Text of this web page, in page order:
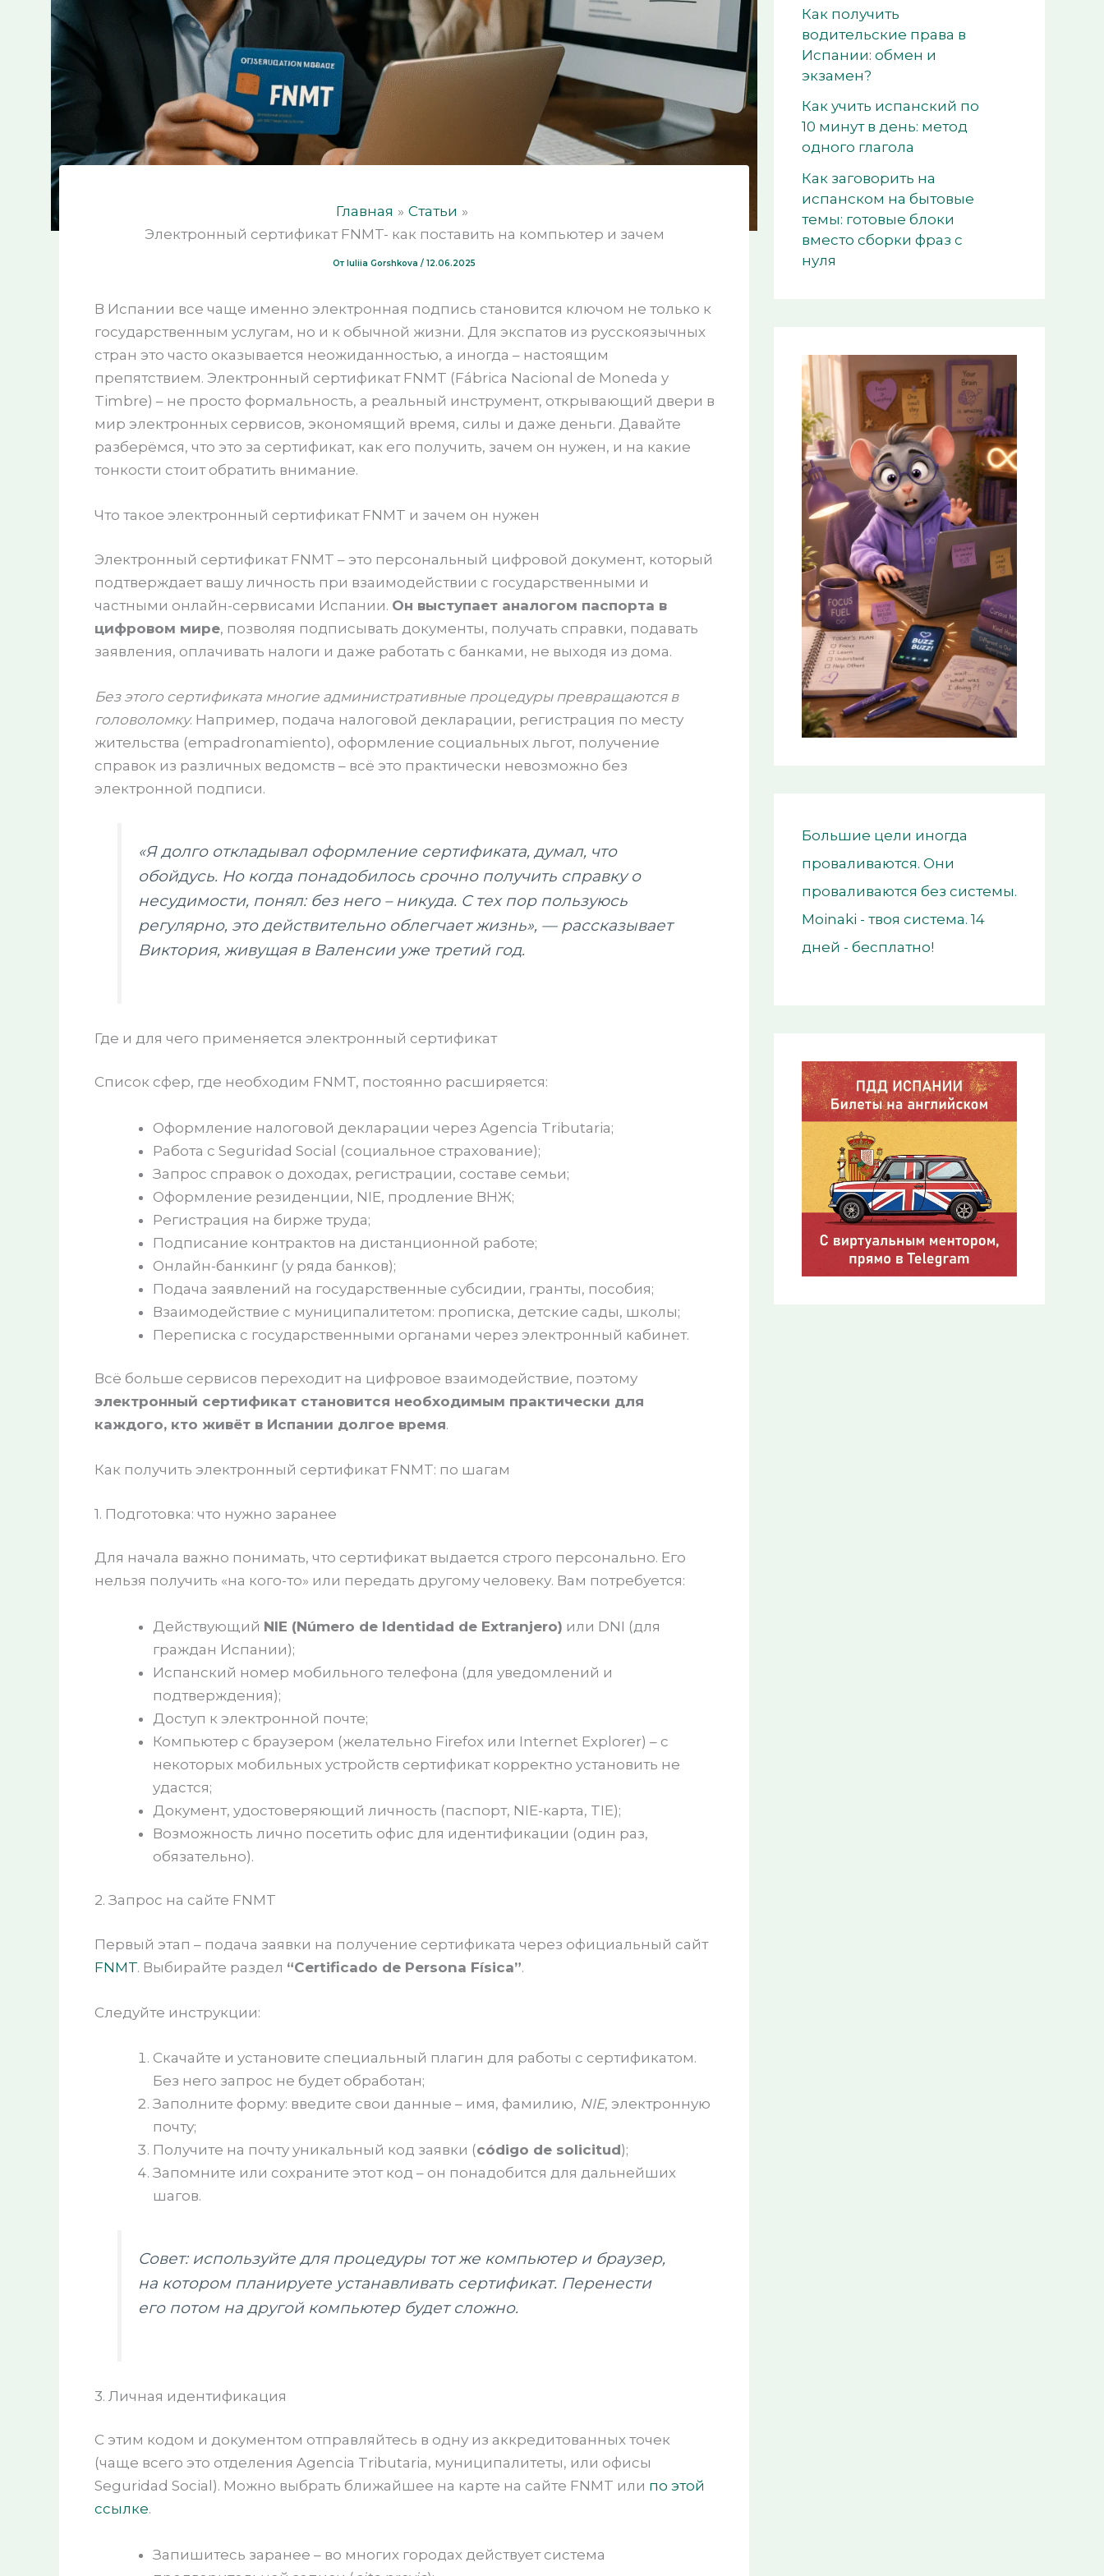
Главная
Статьи
Электронный сертификат FNMT- как поставить на компьютер и зачем
От Iuliia Gorshkova / 12.06.2025
В Испании все чаще именно электронная подпись становится ключом не только к
государственным услугам, но и к обычной жизни. Для экспатов из русскоязычных
стран это часто оказывается неожиданностью, а иногда – настоящим
препятствием. Электронный сертификат FNMT (Fábrica Nacional de Moneda y
Timbre) – не просто формальность, а реальный инструмент, открывающий двери в
мир электронных сервисов, экономящий время, силы и даже деньги. Давайте
разберёмся, что это за сертификат, как его получить, зачем он нужен, и на какие
тонкости стоит обратить внимание.
Что такое электронный сертификат FNMT и зачем он нужен
Электронный сертификат FNMT – это персональный цифровой документ, который
подтверждает вашу личность при взаимодействии с государственными и
частными онлайн-сервисами Испании. Он выступает аналогом паспорта в
цифровом мире, позволяя подписывать документы, получать справки, подавать
заявления, оплачивать налоги и даже работать с банками, не выходя из дома.
Без этого сертификата многие административные процедуры превращаются в
головоломку. Например, подача налоговой декларации, регистрация по месту
жительства (empadronamiento), оформление социальных льгот, получение
справок из различных ведомств – всё это практически невозможно без
электронной подписи.
«Я долго откладывал оформление сертификата, думал, что
обойдусь. Но когда понадобилось срочно получить справку о
несудимости, понял: без него – никуда. С тех пор пользуюсь
регулярно, это действительно облегчает жизнь», — рассказывает
Виктория, живущая в Валенсии уже третий год.
Где и для чего применяется электронный сертификат
Список сфер, где необходим FNMT, постоянно расширяется:
Оформление налоговой декларации через Agencia Tributaria;
Работа с Seguridad Social (социальное страхование);
Запрос справок о доходах, регистрации, составе семьи;
Оформление резиденции, NIE, продление ВНЖ;
Регистрация на бирже труда;
Подписание контрактов на дистанционной работе;
Онлайн-банкинг (у ряда банков);
Подача заявлений на государственные субсидии, гранты, пособия;
Взаимодействие с муниципалитетом: прописка, детские сады, школы;
Переписка с государственными органами через электронный кабинет.
Всё больше сервисов переходит на цифровое взаимодействие, поэтому
электронный сертификат становится необходимым практически для
каждого, кто живёт в Испании долгое время.
Как получить электронный сертификат FNMT: по шагам
1. Подготовка: что нужно заранее
Для начала важно понимать, что сертификат выдается строго персонально. Его
нельзя получить «на кого-то» или передать другому человеку. Вам потребуется:
Действующий NIE (Número de Identidad de Extranjero) или DNI (для
граждан Испании);
Испанский номер мобильного телефона (для уведомлений и
подтверждения);
Доступ к электронной почте;
Компьютер с браузером (желательно Firefox или Internet Explorer) – с
некоторых мобильных устройств сертификат корректно установить не
удастся;
Документ, удостоверяющий личность (паспорт, NIE-карта, TIE);
Возможность лично посетить офис для идентификации (один раз,
обязательно).
2. Запрос на сайте FNMT
Первый этап – подача заявки на получение сертификата через официальный сайт
FNMT. Выбирайте раздел “Certificado de Persona Física”.
Следуйте инструкции:
Скачайте и установите специальный плагин для работы с сертификатом.
Без него запрос не будет обработан;
Заполните форму: введите свои данные – имя, фамилию, NIE, электронную
почту;
Получите на почту уникальный код заявки (código de solicitud);
Запомните или сохраните этот код – он понадобится для дальнейших
шагов.
Совет: используйте для процедуры тот же компьютер и браузер,
на котором планируете устанавливать сертификат. Перенести
его потом на другой компьютер будет сложно.
3. Личная идентификация
С этим кодом и документом отправляйтесь в одну из аккредитованных точек
(чаще всего это отделения Agencia Tributaria, муниципалитеты, или офисы
Seguridad Social). Можно выбрать ближайшее на карте на сайте FNMT или по этой
ссылке.
Запишитесь заранее – во многих городах действует система
Как получить
водительские права в
Испании: обмен и
экзамен?
Как учить испанский по
10 минут в день: метод
одного глагола
Как заговорить на
испанском на бытовые
темы: готовые блоки
вместо сборки фраз с
нуля
Большие цели иногда
проваливаются. Они
проваливаются без системы.
Moinaki - твоя система. 14
дней - бесплатно!